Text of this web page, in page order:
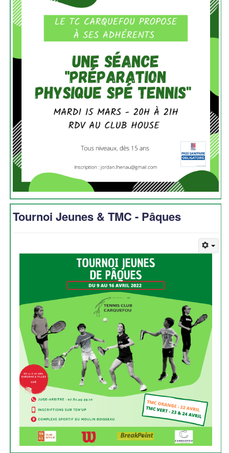
Tournoi Jeunes & TMC - Pâques